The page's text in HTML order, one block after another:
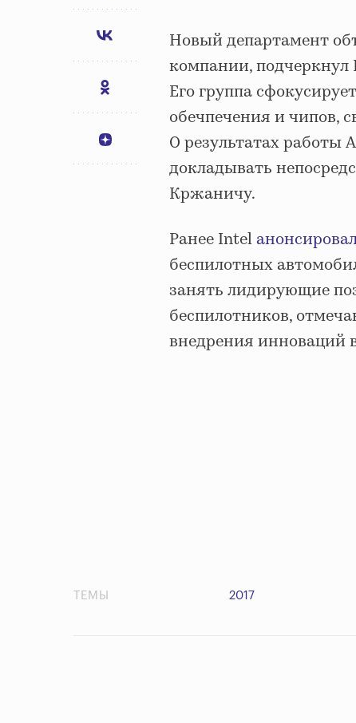
Новый департамент
компании, подчеркнул
Его группа
обечпечения и чипов,
О результатах работы
докладывать
Кржаничу.
Ранее Intel
беспилотных
занять лидирующие
беспилотников,
внедрения инноваций
ТЕМЫ 2017